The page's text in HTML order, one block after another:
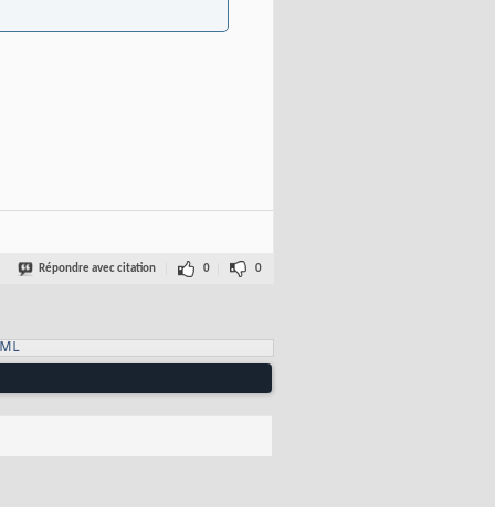
Répondre avec citation 0 0